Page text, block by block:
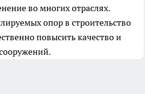
во многих отраслях.
опор в строительство
повысить качество и